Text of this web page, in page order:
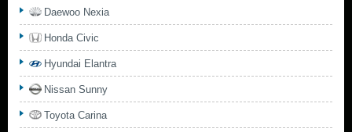
Daewoo Nexia
Honda Civic
Hyundai Elantra
Nissan Sunny
Toyota Carina